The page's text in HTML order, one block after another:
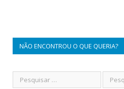
NÃO ENCONTROU O QUE QUERIA?